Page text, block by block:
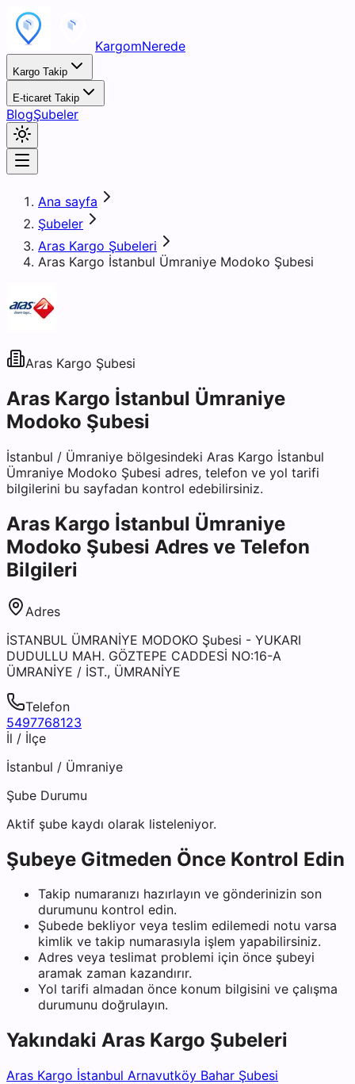
KargomNerede
Kargo Takip
E-ticaret Takip
BlogŞubeler
Ana sayfa
Şubeler
Aras Kargo Şubeleri
Aras Kargo İstanbul Ümraniye Modoko Şubesi
Aras Kargo Şubesi
Aras Kargo İstanbul Ümraniye
Modoko Şubesi
İstanbul / Ümraniye bölgesindeki Aras Kargo İstanbul
Ümraniye Modoko Şubesi adres, telefon ve yol tarifi
bilgilerini bu sayfadan kontrol edebilirsiniz.
Aras Kargo İstanbul Ümraniye
Modoko Şubesi Adres ve Telefon
Bilgileri
Adres
İSTANBUL ÜMRANİYE MODOKO Şubesi - YUKARI
DUDULLU MAH. GÖZTEPE CADDESİ NO:16-A
ÜMRANİYE / İST., ÜMRANİYE
Telefon
5497768123
İl / İlçe
İstanbul / Ümraniye
Şube Durumu
Aktif şube kaydı olarak listeleniyor.
Şubeye Gitmeden Önce Kontrol Edin
Takip numaranızı hazırlayın ve gönderinizin son
durumunu kontrol edin.
Şubede bekliyor veya teslim edilemedi notu varsa
kimlik ve takip numarasıyla işlem yapabilirsiniz.
Adres veya teslimat problemi için önce şubeyi
aramak zaman kazandırır.
Yol tarifi almadan önce konum bilgisini ve çalışma
durumunu doğrulayın.
Yakındaki Aras Kargo Şubeleri
Aras Kargo İstanbul Arnavutköy Bahar Şubesi